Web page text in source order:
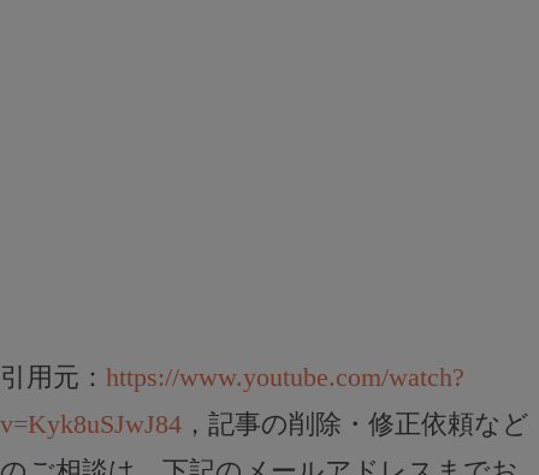
引用元： https://www.youtube.com/watch?
v=Kyk8uSJwJ84 ，記事の削除・修正依頼など